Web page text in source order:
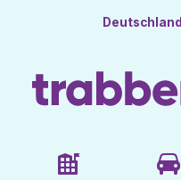
Deutschland